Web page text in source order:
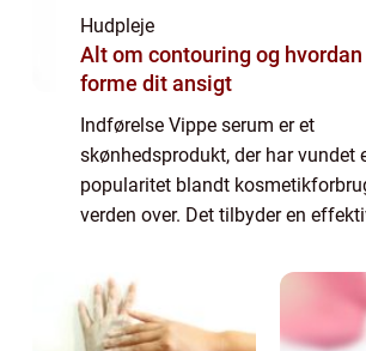
Hudpleje
Alt om contouring og hvordan
forme dit ansigt
Indførelse Vippe serum er et
skønhedsprodukt, der har vundet
popularitet blandt
verden over. Det tilbyder en
og smukkere øjenvipper. I denne
udforske ...